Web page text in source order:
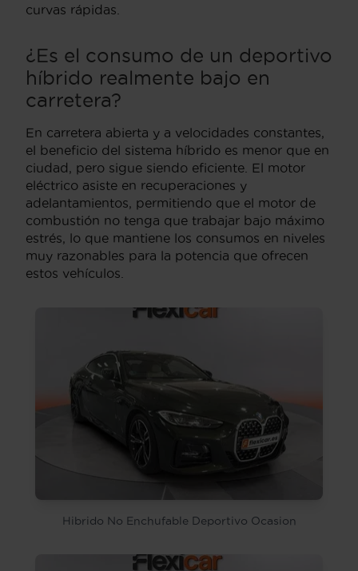
curvas rápidas.
¿Es el consumo de un deportivo
híbrido realmente bajo en
carretera?
En carretera abierta y a velocidades constantes,
el beneficio del sistema híbrido es menor que en
ciudad, pero sigue siendo eficiente. El motor
eléctrico asiste en recuperaciones y
adelantamientos, permitiendo que el motor de
combustión no tenga que trabajar bajo máximo
estrés, lo que mantiene los consumos en niveles
muy razonables para la potencia que ofrecen
estos vehículos.
Hibrido No Enchufable Deportivo Ocasion